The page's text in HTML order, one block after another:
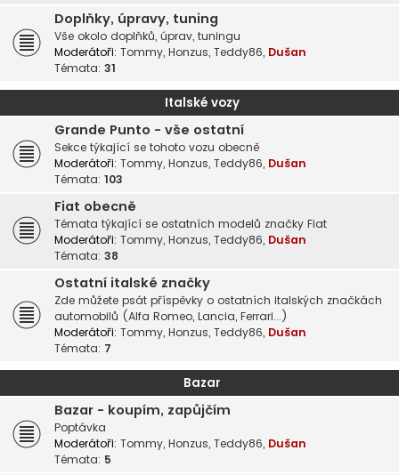
Doplňky, úpravy, tuning
Vše okolo doplňků, úprav, tuningu
Moderátoři: Tommy, Honzus, Teddy86, Dušan
Témata: 31
Italské vozy
Grande Punto - vše ostatní
Sekce týkající se tohoto vozu obecně
Moderátoři: Tommy, Honzus, Teddy86, Dušan
Témata: 103
Fiat obecně
Témata týkající se ostatních modelů značky Fiat
Moderátoři: Tommy, Honzus, Teddy86, Dušan
Témata: 38
Ostatní italské značky
Zde můžete psát příspěvky o ostatních italských značkách
automobilů (Alfa Romeo, Lancia, Ferrari...)
Moderátoři: Tommy, Honzus, Teddy86, Dušan
Témata: 7
Bazar
Bazar - koupím, zapůjčím
Poptávka
Moderátoři: Tommy, Honzus, Teddy86, Dušan
Témata: 5